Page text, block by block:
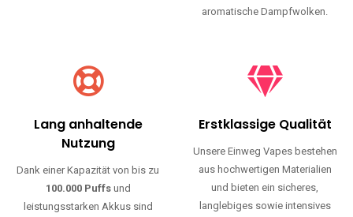
aromatische Dampfwolken.
Lang anhaltende
Nutzung
Dank einer Kapazität von bis zu
100.000 Puffsund
leistungsstarken Akkus sind
Erstklassige Qualität
Unsere Einweg Vapes bestehen
aus hochwertigen Materialien
und bieten ein sicheres,
langlebiges sowie intensives